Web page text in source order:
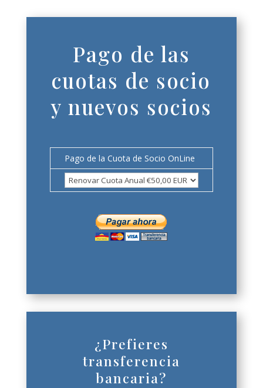
Pago de las
cuotas de socio
y nuevos socios
Pago de la Cuota de Socio OnLine
¿Prefieres
transferencia
bancaria?